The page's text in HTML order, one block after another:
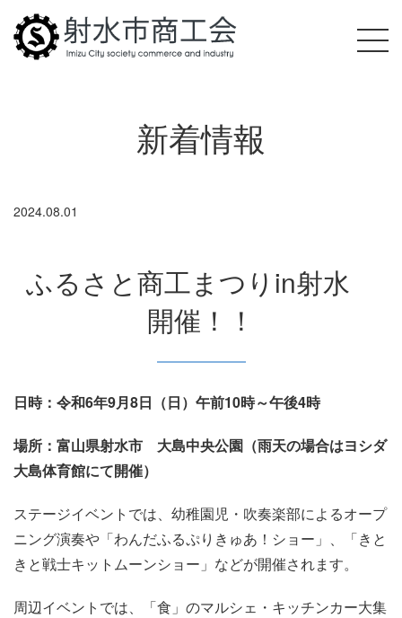
新着情報
2024.08.01
ふるさと商工まつりin射水
開催！！
日時：令和6年9月8日（日）午前10時～午後4時
場所：富山県射水市 大島中央公園（雨天の場合はヨシダ
大島体育館にて開催）
ステージイベントでは、幼稚園児・吹奏楽部によるオープ
ニング演奏や「わんだふるぷりきゅあ！ショー」、「きと
きと戦士キットムーンショー」などが開催されます。
周辺イベントでは、「食」のマルシェ・キッチンカー大集